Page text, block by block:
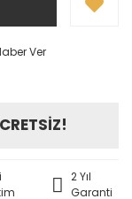
Ver
2 Yıl
Garanti